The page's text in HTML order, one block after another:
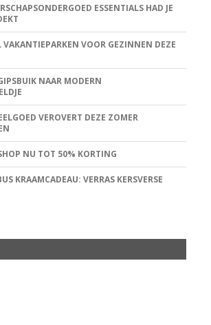
ESSENTIALS HAD JE
VAKANTIEPARKEN VOOR GEZINNEN DEZE
NAAR MODERN
VEROVERT DEZE ZOMER
NU TOT 50% KORTING
KRAAMCADEAU: VERRAS KERSVERSE